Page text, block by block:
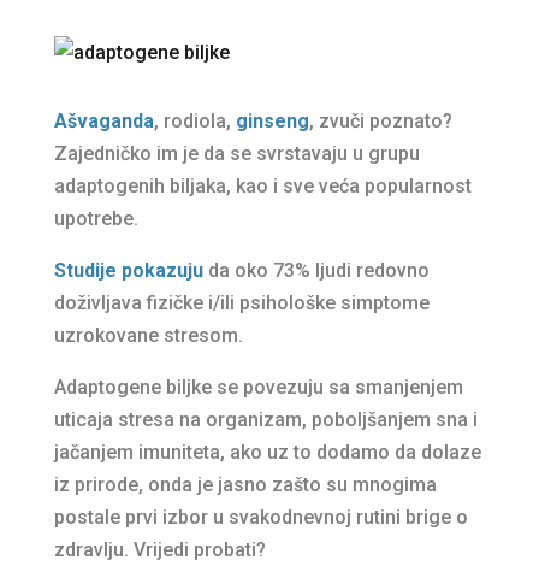
Ašvaganda, rodiola, ginseng, zvuči poznato?
Zajedničko im je da se svrstavaju u grupu
adaptogenih biljaka, kao i sve veća popularnost
upotrebe.
Studije pokazujuda oko 73% ljudi redovno
doživljava fizičke i/ili psihološke simptome
uzrokovane stresom.
Adaptogene biljke se povezuju sa smanjenjem
uticaja stresa na organizam, poboljšanjem sna i
jačanjem imuniteta, ako uz to dodamo da dolaze
iz prirode, onda je jasno zašto su mnogima
postale prvi izbor u svakodnevnoj rutini brige o
zdravlju. Vrijedi probati?